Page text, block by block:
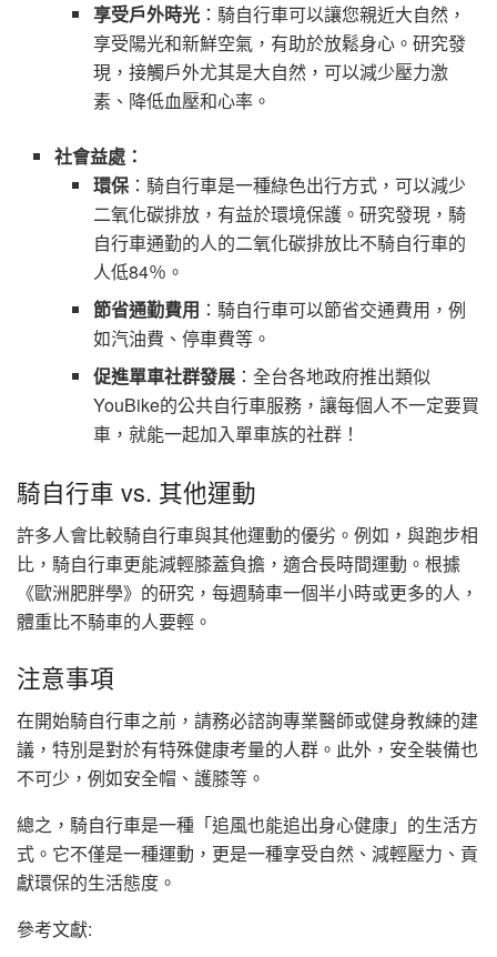
享受戶外時光：騎自行車可以讓您親近大自然，
享受陽光和新鮮空氣，有助於放鬆身心。研究發
現，接觸戶外尤其是大自然，可以減少壓力激
素、降低血壓和心率。
社會益處：
環保：騎自行車是一種綠色出行方式，可以減少
二氧化碳排放，有益於環境保護。研究發現，騎
自行車通勤的人的二氧化碳排放比不騎自行車的
人低84％。
節省通勤費用 ：騎自行車可以節省交通費用，例
如汽油費、停車費等。
促進單車社群發展：全台各地政府推出類似
YouBike的公共自行車服務，讓每個人不一定要買
車，就能一起加入單車族的社群！
騎自行車 vs. 其他運動
許多人會比較騎自行車與其他運動的優劣。例如，與跑步相
比，騎自行車更能減輕膝蓋負擔，適合長時間運動。根據
《歐洲肥胖學》的研究，每週騎車一個半小時或更多的人，
體重比不騎車的人要輕。
注意事項
在開始騎自行車之前，請務必諮詢專業醫師或健身教練的建
議，特別是對於有特殊健康考量的人群。此外，安全裝備也
不可少，例如安全帽、護膝等。
總之，騎自行車是一種「追風也能追出身心健康」的生活方
式。它不僅是一種運動，更是一種享受自然、減輕壓力、貢
獻環保的生活態度。
參考文獻: